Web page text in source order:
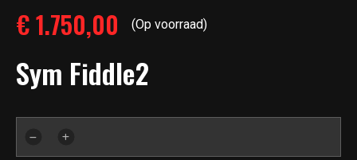
€1.750,00 (Op voorraad)
Sym Fiddle2